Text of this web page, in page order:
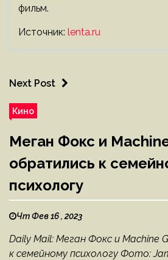
фильм.
Источник: lenta.ru
Next Post
Кино
Меган Фокс и
обратились к
психологу
Чт Фев 16 , 2023
Daily Mail: Меган Фокс и Machine
к семейному психологу Фото: